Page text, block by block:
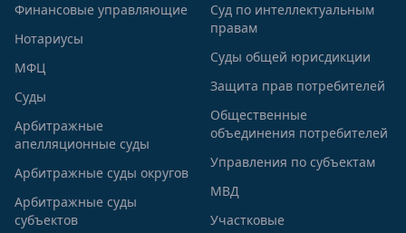
Финансовые управляющие
Нотариусы
МФЦ
Суды
Арбитражные
апелляционные суды
Арбитражные суды округов
Арбитражные суды
субъектов
Суд по интеллектуальным
правам
Суды общей юрисдикции
Защита прав потребителей
Общественные
объединения потребителей
Управления по субъектам
МВД
Участковые